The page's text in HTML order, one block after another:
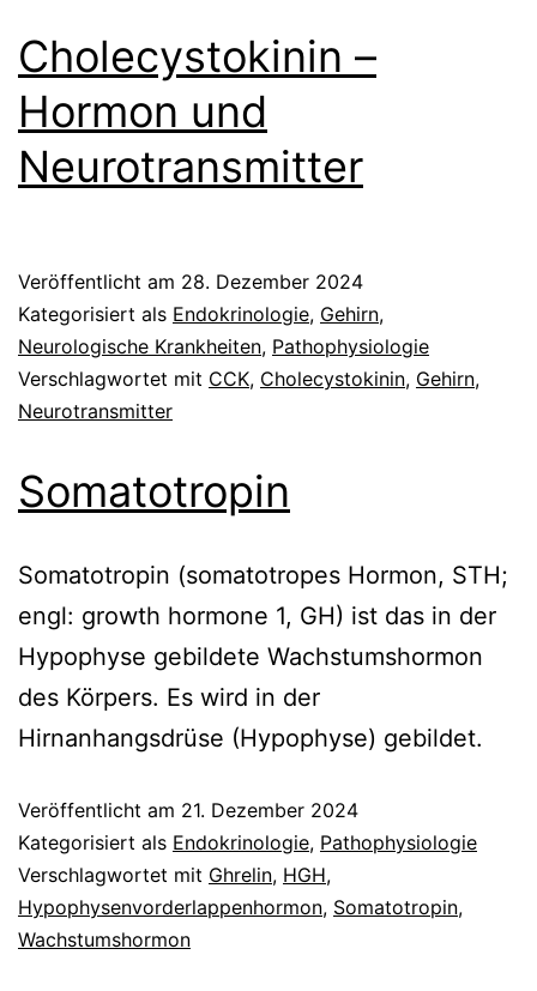
Cholecystokinin –
Hormon und
Neurotransmitter
Veröffentlicht am 28. Dezember 2024
Kategorisiert als Endokrinologie, Gehirn,
Neurologische Krankheiten, Pathophysiologie
Verschlagwortet mit CCK, Cholecystokinin, Gehirn,
Neurotransmitter
Somatotropin
Somatotropin (somatotropes Hormon, STH;
engl: growth hormone 1, GH) ist das in der
Hypophyse gebildete Wachstumshormon
des Körpers. Es wird in der
Hirnanhangsdrüse (Hypophyse) gebildet.
Veröffentlicht am 21. Dezember 2024
Kategorisiert als Endokrinologie, Pathophysiologie
Verschlagwortet mit Ghrelin, HGH,
Hypophysenvorderlappenhormon, Somatotropin,
Wachstumshormon